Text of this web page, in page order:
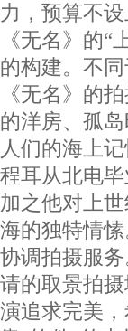
力，预算不
《无名》的
的构建。不
《无名》的
的洋房、孤
人们的海上
程耳从北电
加之他对上
海的独特情
协调拍摄服
请的取景拍
演追求完美